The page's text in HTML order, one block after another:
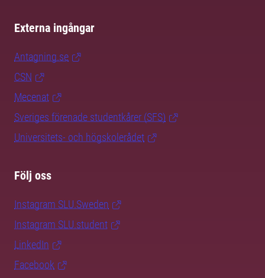
Externa ingångar
Antagning.se
CSN
Mecenat
Sveriges förenade studentkårer (SFS)
Universitets- och högskolerådet
Följ oss
Instagram SLU.Sweden
Instagram SLU.student
LinkedIn
Facebook